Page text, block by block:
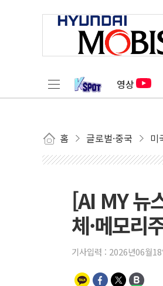
영상
홈 글로벌·중국 미
[AI MY 뉴
체·메모리
기사입력 : 2026년06월